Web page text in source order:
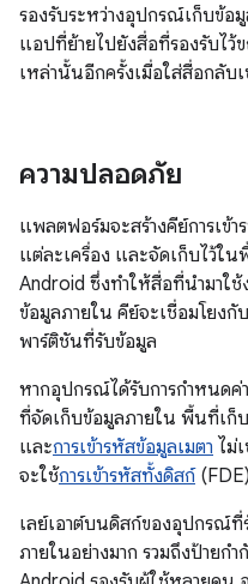
รองรับระหว่างอุปกรณ์เก็บข้อ
แอปที่ย้ายไปยังสื่อที่รองรับไ
เหล่านั้นอีกครั้งเมื่อใส่สื่อกลับเ
ความปลอดภัย
แพลตฟอร์มจะสร้างคีย์การเ
แต่ละเครื่อง และจัดเก็บไว้ใ
Android ซึ่งทำให้สื่อที่นำมาใ
ข้อมูลภายใน คีย์จะเชื่อมโยง
พาร์ติชันที่รับข้อมูล
หากอุปกรณ์ได้รับการกําหนดค่
ที่จัดเก็บข้อมูลภายใน พื้นที่เก็
และการเข้ารหัสข้อมูลเมตา ไม่
จะใช้การเข้ารหัสทั้งดิสก์(FDE)
เลย์เอาต์บนดิสก์ของอุปกรณ์
ภายในอย่างมาก รวมถึงป้าย